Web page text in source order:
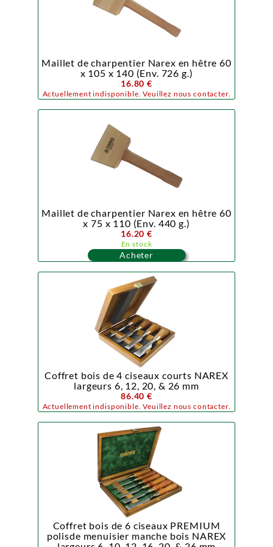
Maillet de charpentier Narex en hêtre 60
x 105 x 140 (Env. 726 g.)
16.80 €
Actuellement indisponible. Veuillez nous contacter.
Maillet de charpentier Narex en hêtre 60
x 75 x 110 (Env. 440 g.)
16.20 €
En stock
Acheter
Coffret bois de 4 ciseaux courts NAREX
largeurs 6, 12, 20, & 26 mm
86.40 €
Actuellement indisponible. Veuillez nous contacter.
Coffret bois de 6 ciseaux PREMIUM
polisde menuisier manche bois NAREX